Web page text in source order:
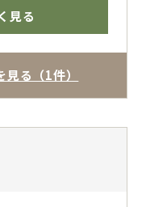
ならではの熊本
空チャペル、
で整う安心感を
ご相談、親御様
婚から大人数婚
合う結婚式をご
見る
る（1件）